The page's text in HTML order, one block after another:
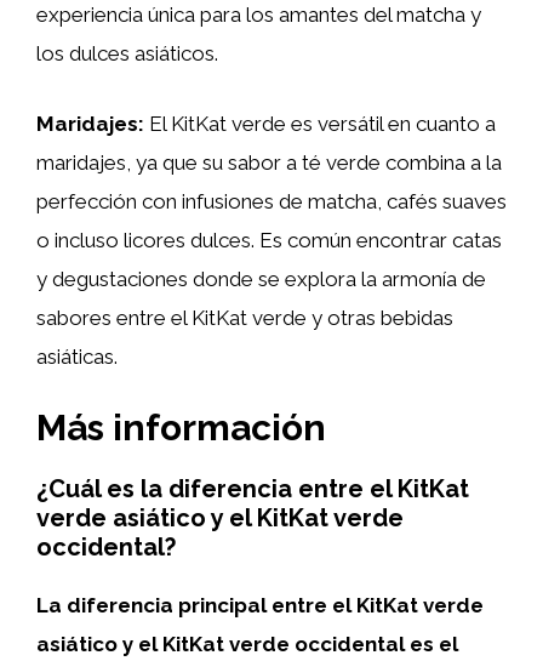
experiencia única para los amantes del matcha y
los dulces asiáticos.
Maridajes: El KitKat verde es versátil en cuanto a
maridajes, ya que su sabor a té verde combina a la
perfección con infusiones de matcha, cafés suaves
o incluso licores dulces. Es común encontrar catas
y degustaciones donde se explora la armonía de
sabores entre el KitKat verde y otras bebidas
asiáticas.
Más información
¿Cuál es la diferencia entre el KitKat
verde asiático y el KitKat verde
occidental?
La diferencia principal entre el KitKat verde
asiático y el KitKat verde occidental es el